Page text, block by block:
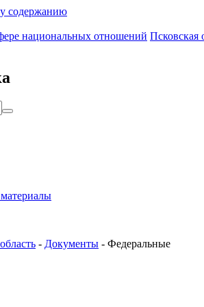
содержанию
национальных отношений Псковская
- Документы - Федеральные